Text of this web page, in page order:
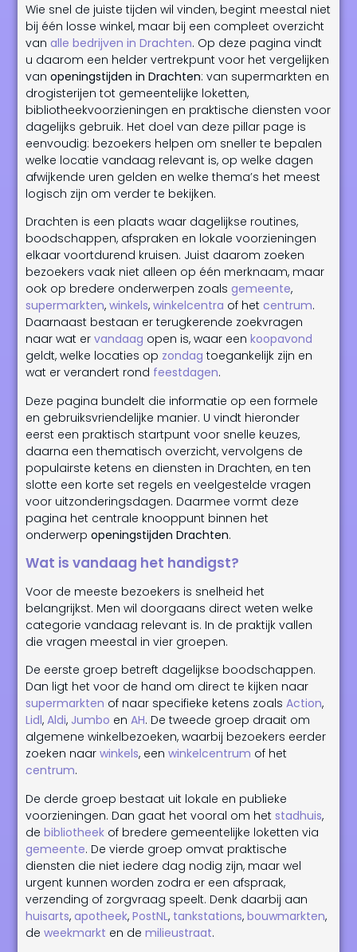
Wie snel de juiste tijden wil vinden, begint meestal niet
bij één losse winkel, maar bij een compleet overzicht
vanalle bedrijven in Drachten. Op deze pagina vindt
u daarom een helder vertrekpunt voor het vergelijken
vanopeningstijden in Drachten: van supermarkten en
drogisterijen tot gemeentelijke loketten,
bibliotheekvoorzieningen en praktische diensten voor
dagelijks gebruik. Het doel van deze pillar page is
eenvoudig: bezoekers helpen om sneller te bepalen
welke locatie vandaag relevant is, op welke dagen
afwijkende uren gelden en welke thema’s het meest
logisch zijn om verder te bekijken.
Drachten is een plaats waar dagelijkse routines,
boodschappen, afspraken en lokale voorzieningen
elkaar voortdurend kruisen. Juist daarom zoeken
bezoekers vaak niet alleen op één merknaam, maar
ook op bredere onderwerpen zoalsgemeente,
supermarkten,winkels,winkelcentra of het centrum.
Daarnaast bestaan er terugkerende zoekvragen
naar wat ervandaag open is, waar eenkoopavond
geldt, welke locaties op zondag toegankelijk zijn en
wat er verandert rond feestdagen.
Deze pagina bundelt die informatie op een formele
en gebruiksvriendelijke manier. U vindt hieronder
eerst een praktisch startpunt voor snelle keuzes,
daarna een thematisch overzicht, vervolgens de
populairste ketens en diensten in Drachten, en ten
slotte een korte set regels en veelgestelde vragen
voor uitzonderingsdagen. Daarmee vormt deze
pagina het centrale knooppunt binnen het
onderwerpopeningstijden Drachten.
Wat is vandaag het handigst?
Voor de meeste bezoekers is snelheid het
belangrijkst. Men wil doorgaans direct weten welke
categorie vandaag relevant is. In de praktijk vallen
die vragen meestal in vier groepen.
De eerste groep betreft dagelijkse boodschappen.
Dan ligt het voor de hand om direct te kijken naar
supermarkten of naar specifieke ketens zoalsAction,
Lidl,Aldi, Jumbo enAH. De tweede groep draait om
algemene winkelbezoeken, waarbij bezoekers eerder
zoeken naarwinkels, eenwinkelcentrum of het
centrum.
De derde groep bestaat uit lokale en publieke
voorzieningen. Dan gaat het vooral om hetstadhuis,
debibliotheek of bredere gemeentelijke loketten via
gemeente. De vierde groep omvat praktische
diensten die niet iedere dag nodig zijn, maar wel
urgent kunnen worden zodra er een afspraak,
verzending of zorgvraag speelt. Denk daarbij aan
huisarts,apotheek,PostNL, tankstations,bouwmarkten,
deweekmarkt en demilieustraat.